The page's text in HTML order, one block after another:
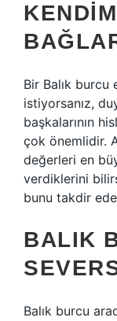
Bir Balık
istiyorsanız,
başkalarının
çok önemlidir.
değerleri en
verdiklerini
bunu takdir
BALIK
Balık burcu